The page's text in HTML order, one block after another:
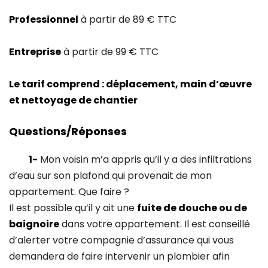
Professionnel à partir de 89 € TTC
Entrepriseà partir de 99 € TTC
Le tarif comprend : déplacement, main d’œuvre
et nettoyage de chantier
Questions/Réponses
1- Mon voisin m’a appris qu’il y a des infiltrations
d’eau sur son plafond qui provenait de mon
appartement. Que faire ?
Il est possible qu’il y ait une fuite de douche ou de
baignoiredans votre appartement. Il est conseillé
d’alerter votre compagnie d’assurance qui vous
demandera de faire intervenir un plombier afin